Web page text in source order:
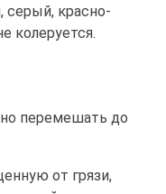
серый, красно-
колеруется.
перемешать до
от грязи,